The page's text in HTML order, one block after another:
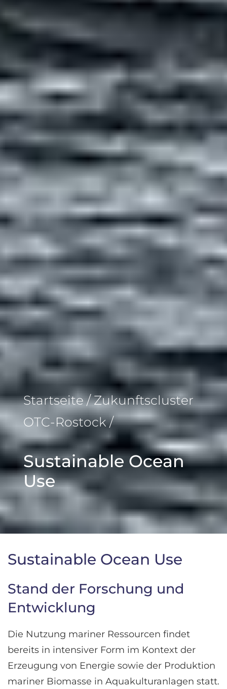
Startseite / Zukunftscluster
OTC-Rostock /
Sustainable Ocean
Use
Sustainable Ocean Use
Stand der Forschung und
Entwicklung
Die Nutzung mariner Ressourcen findet
bereits in intensiver Form im Kontext der
Erzeugung von Energie sowie der Produktion
mariner Biomasse in Aquakulturanlagen statt.